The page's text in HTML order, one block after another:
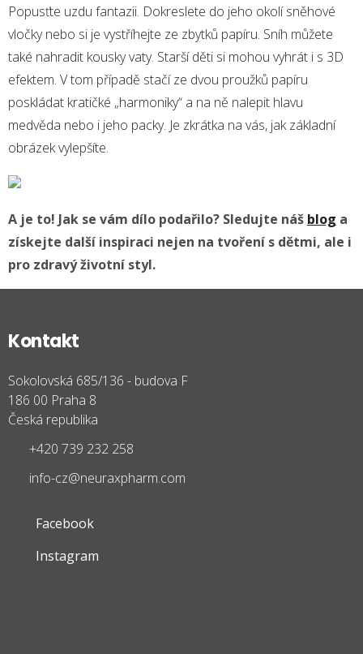
Popusťte uzdu fantazii. Dokreslete do jeho okolí sněhové
vločky nebo si je vystříhejte ze zbytků papíru. Sníh můžete
také nahradit kousky vaty. Starší děti si mohou vyhrát i s 3D
efektem. V tom případě stačí ze dvou proužků papíru
poskládat kratičké „harmoniky“ a na ně nalepit hlavu
medvěda nebo i jeho packy. Je zkrátka na vás, jak základní
obrázek vylepšíte.
A je to! Jak se vám dílo podařilo? Sledujte náš blog a
získejte další inspiraci nejen na tvoření s dětmi, ale i
pro zdravý životní styl.
Kontakt
Sokolovská 685/136 - budova F
186 00 Praha 8
Česká republika
+420 739 232 258
info-cz@neuraxpharm.com
Facebook
Instagram